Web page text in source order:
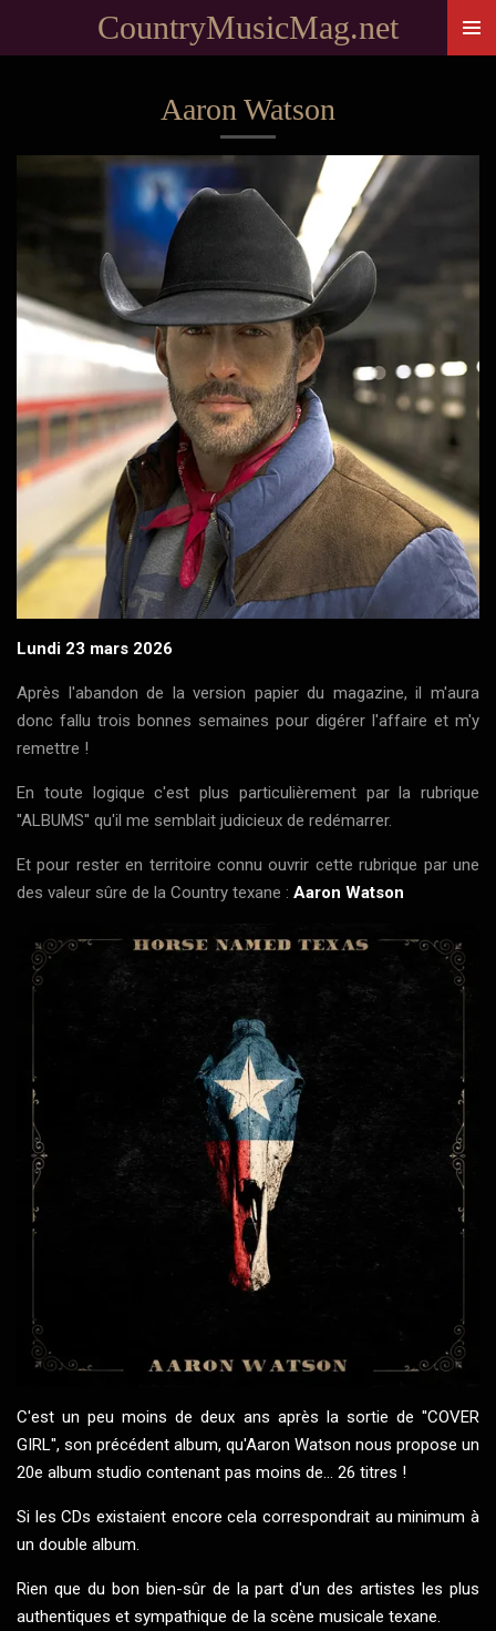
au
CountryMusicMag.net
Aaron Watson
Lundi 23 mars 2026
Après l'abandon de la version papier du magazine, il m'aura
donc fallu trois bonnes semaines pour digérer l'affaire et m'y
remettre !
En toute logique c'est plus particulièrement par la rubrique
''ALBUMS'' qu'il me semblait judicieux de redémarrer.
Et pour rester en territoire connu ouvrir cette rubrique par une
des valeur sûre de la Country texane : Aaron Watson
C'est un peu moins de deux ans après la sortie de ''COVER
GIRL'', son précédent album, qu'Aaron Watson nous propose un
20e album studio contenant pas moins de... 26 titres !
Si les CDs existaient encorecela correspondrait au minimum à
un double album.
Rien que du bon bien-sûr de la part d'un des artistes les plus
authentiques et sympathique de la scène musicale texane.